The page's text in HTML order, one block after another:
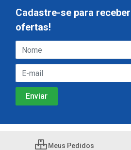
Cadastre-se para
ofertas!
Meus Pedidos